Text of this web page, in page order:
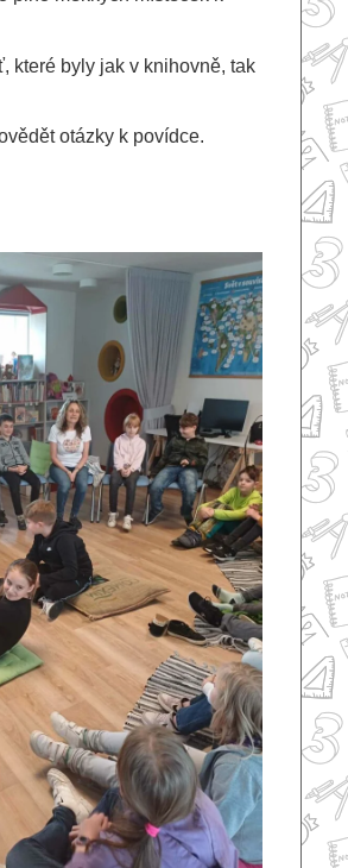
které byly jak v knihovně, tak
otázky k povídce.